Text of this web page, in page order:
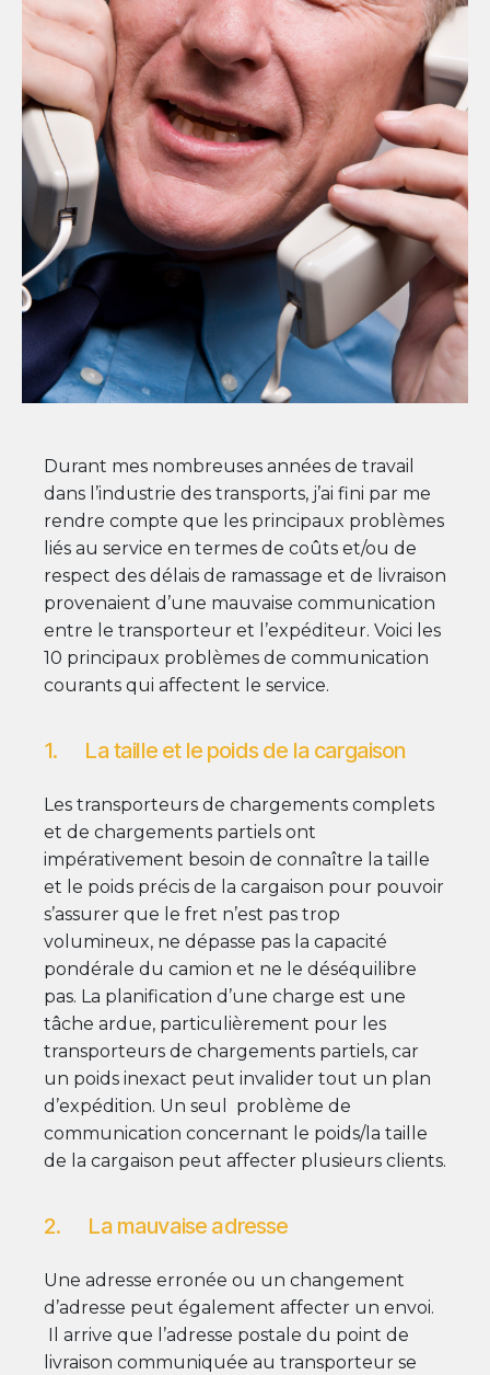
Durant mes nombreuses années de travail
dans l’industrie des transports, j’ai fini par me
rendre compte que les principaux problèmes
liés au service en termes de coûts et/ou de
respect des délais de ramassage et de livraison
provenaient d’une mauvaise communication
entre le transporteur et l’expéditeur. Voici les
10 principaux problèmes de communication
courants qui affectent le service.
1. La taille et le poids de la cargaison
Les transporteurs de chargements complets
et de chargements partiels ont
impérativement besoin de connaître la taille
et le poids précis de la cargaison pour pouvoir
s’assurer que le fret n’est pas trop
volumineux, ne dépasse pas la capacité
pondérale du camion et ne le déséquilibre
pas. La planification d’une charge est une
tâche ardue, particulièrement pour les
transporteurs de chargements partiels, car
un poids inexact peut invalider tout un plan
d’expédition. Un seul problème de
communication concernant le poids/la taille
de la cargaison peut affecter plusieurs clients.
2. La mauvaise adresse
Une adresse erronée ou un changement
d’adresse peut également affecter un envoi.
Il arrive que l’adresse postale du point de
livraison communiquée au transporteur se